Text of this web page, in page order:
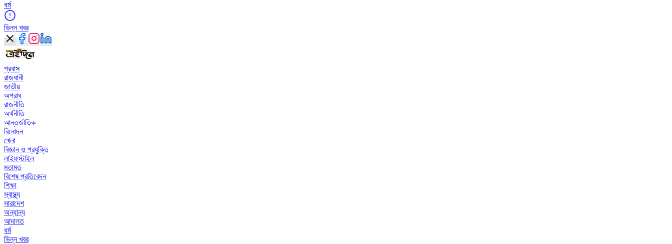
ধর্ম
ভিন্ন খবর
প্রবাস
রাজধানী
জাতীয়
অপরাধ
রাজনীতি
অর্থনীতি
আন্তর্জাতিক
বিনোদন
খেলা
বিজ্ঞান ও প্রযুক্তি
লাইফস্টাইল
মতামত
বিশেষ প্রতিবেদন
শিক্ষা
স্বাস্থ্য
সারাদেশ
অন্যান্য
আদালত
ধর্ম
ভিন্ন খবর